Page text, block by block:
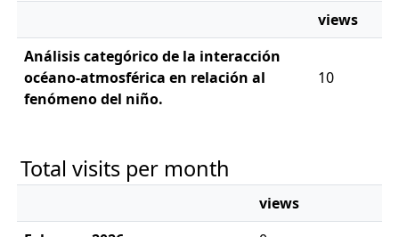
views
Análisis categórico de la interacción
océano-atmosférica en relación al
fenómeno del niño.
10
Total visits per month
views